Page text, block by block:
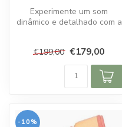
Experimente um som
dinâmico e detalhado com a
€199,00 €179,00
-10%